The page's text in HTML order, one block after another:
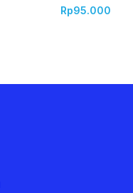
Rp95.000